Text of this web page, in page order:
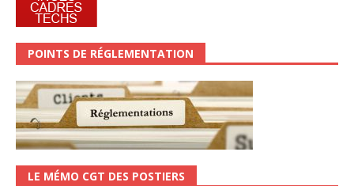
POINTS DE RÉGLEMENTATION
LE MÉMO CGT DES POSTIERS